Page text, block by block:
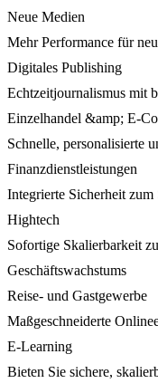
Neue Medien
Mehr Performance für
Digitales Publishing
Echtzeitjournalismus mit
Einzelhandel &amp; E-
Schnelle, personalisierte
Finanzdienstleistungen
Integrierte Sicherheit
Hightech
Sofortige Skalierbarkeit
Geschäftswachstums
Reise- und Gastgewerbe
Maßgeschneiderte
E-Learning
Bieten Sie sichere,